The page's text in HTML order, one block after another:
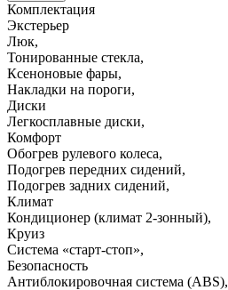
Комплектация
Экстерьер
Люк,
Тонированные стекла,
Ксеноновые фары,
Накладки на пороги,
Диски
Легкосплавные диски,
Комфорт
Обогрев рулевого колеса,
Подогрев передних сидений,
Подогрев задних сидений,
Климат
Кондиционер (климат 2-зонный),
Круиз
Система «старт-стоп»,
Безопасность
Антиблокировочная система (ABS),